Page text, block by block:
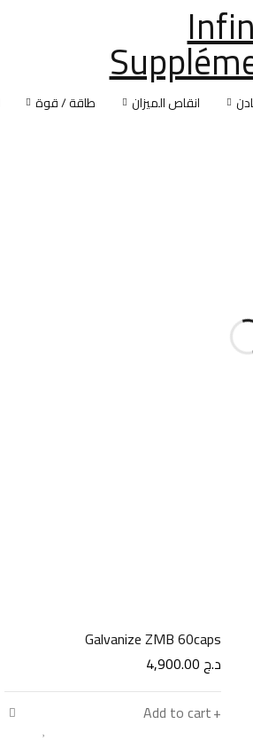
انقاص الميزان طاقة / قوة
Galvanize ZMB 60caps
د.ج
Add to cart